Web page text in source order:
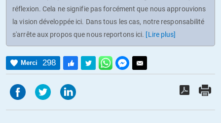
réflexion. Cela ne signifie pas forcément que nous approuvions
la vision développée ici. Dans tous les cas, notre responsabilité
s'arrête aux propos que nous reportons ici. [Lire plus]
Merci 298